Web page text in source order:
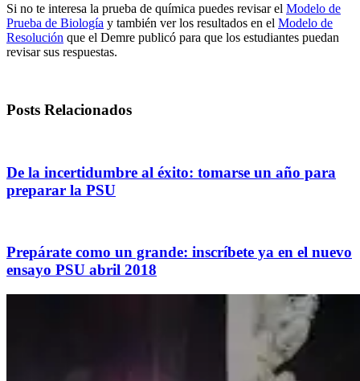
Si no te interesa la prueba de química puedes revisar el Modelo de
Prueba de Biología y también ver los resultados en el Modelo de
Resolución que el Demre publicó para que los estudiantes puedan
revisar sus respuestas.
Posts Relacionados
De la incertidumbre al éxito: tomarse un año para
preparar la PSU
Prepárate como un grande: inscríbete ya en el nuevo
ensayo PSU abril 2018